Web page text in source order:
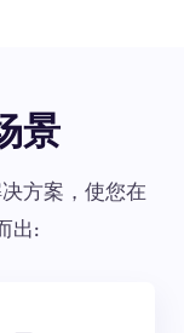
景
方案，使您在
出: